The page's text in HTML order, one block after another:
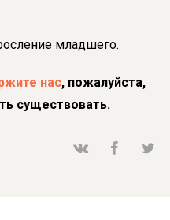
младшего.
нас, пожалуйста,
существовать.